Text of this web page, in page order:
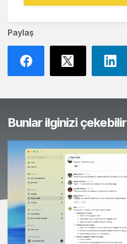
Paylaş
Bunlar ilginizi çekebilir